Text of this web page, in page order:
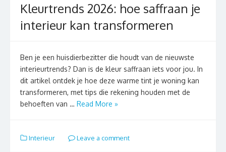
Kleurtrends 2026: hoe saffraan je
interieur kan transformeren
Ben je een huisdierbezitter die houdt van de nieuwste
interieurtrends? Dan is de kleur saffraan iets voor jou. In
dit artikel ontdek je hoe deze warme tint je woning kan
transformeren, met tips die rekening houden met de
behoeften van … Read More »
Interieur Leave a comment